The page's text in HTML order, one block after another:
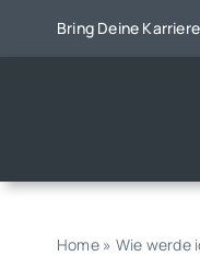
Bring Deine
Home» Wie werde